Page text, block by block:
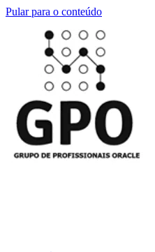
Pular para o conteúdo